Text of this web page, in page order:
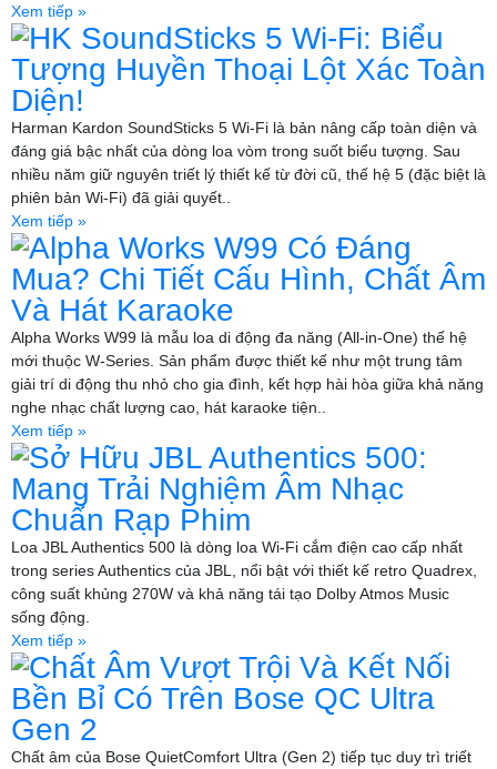
Xem tiếp »
HK SoundSticks 5 Wi-Fi: Biểu
Tượng Huyền Thoại Lột Xác Toàn
Diện!
Harman Kardon SoundSticks 5 Wi-Fi là bản nâng cấp toàn diện và
đáng giá bậc nhất của dòng loa vòm trong suốt biểu tượng. Sau
nhiều năm giữ nguyên triết lý thiết kế từ đời cũ, thế hệ 5 (đặc biệt là
phiên bản Wi-Fi) đã giải quyết..
Xem tiếp »
Alpha Works W99 Có Đáng
Mua? Chi Tiết Cấu Hình, Chất Âm
Và Hát Karaoke
Alpha Works W99 là mẫu loa di động đa năng (All-in-One) thế hệ
mới thuộc W-Series. Sản phẩm được thiết kế như một trung tâm
giải trí di động thu nhỏ cho gia đình, kết hợp hài hòa giữa khả năng
nghe nhạc chất lượng cao, hát karaoke tiện..
Xem tiếp »
Sở Hữu JBL Authentics 500:
Mang Trải Nghiệm Âm Nhạc
Chuẩn Rạp Phim
Loa JBL Authentics 500 là dòng loa Wi-Fi cắm điện cao cấp nhất
trong series Authentics của JBL, nổi bật với thiết kế retro Quadrex,
công suất khủng 270W và khả năng tái tạo Dolby Atmos Music
sống động.
Xem tiếp »
Chất Âm Vượt Trội Và Kết Nối
Bền Bỉ Có Trên Bose QC Ultra
Gen 2
Chất âm của Bose QuietComfort Ultra (Gen 2) tiếp tục duy trì triết